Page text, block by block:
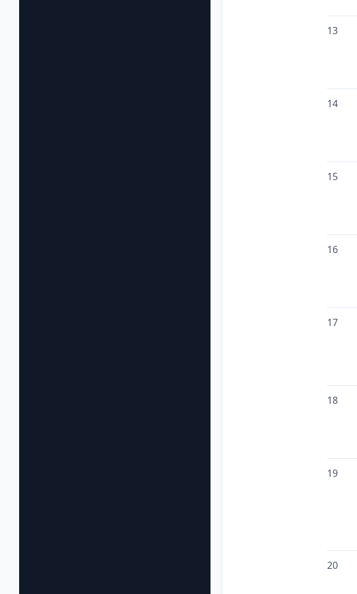
13
14
15
16
17
18
19
20